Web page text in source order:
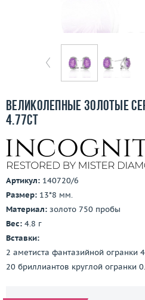
Покупка и оплата
О компании
Контакты
3D-тур по шоуруму
Великолепные золотые
4.77ct
Артикул: 140720/6
Размер: 13*8 мм.
Материал: золото 750 пробы
Вес: 4.8 г
Вставки:
2 аметиста фантазийной огранки
20 бриллиантов круглой огранки